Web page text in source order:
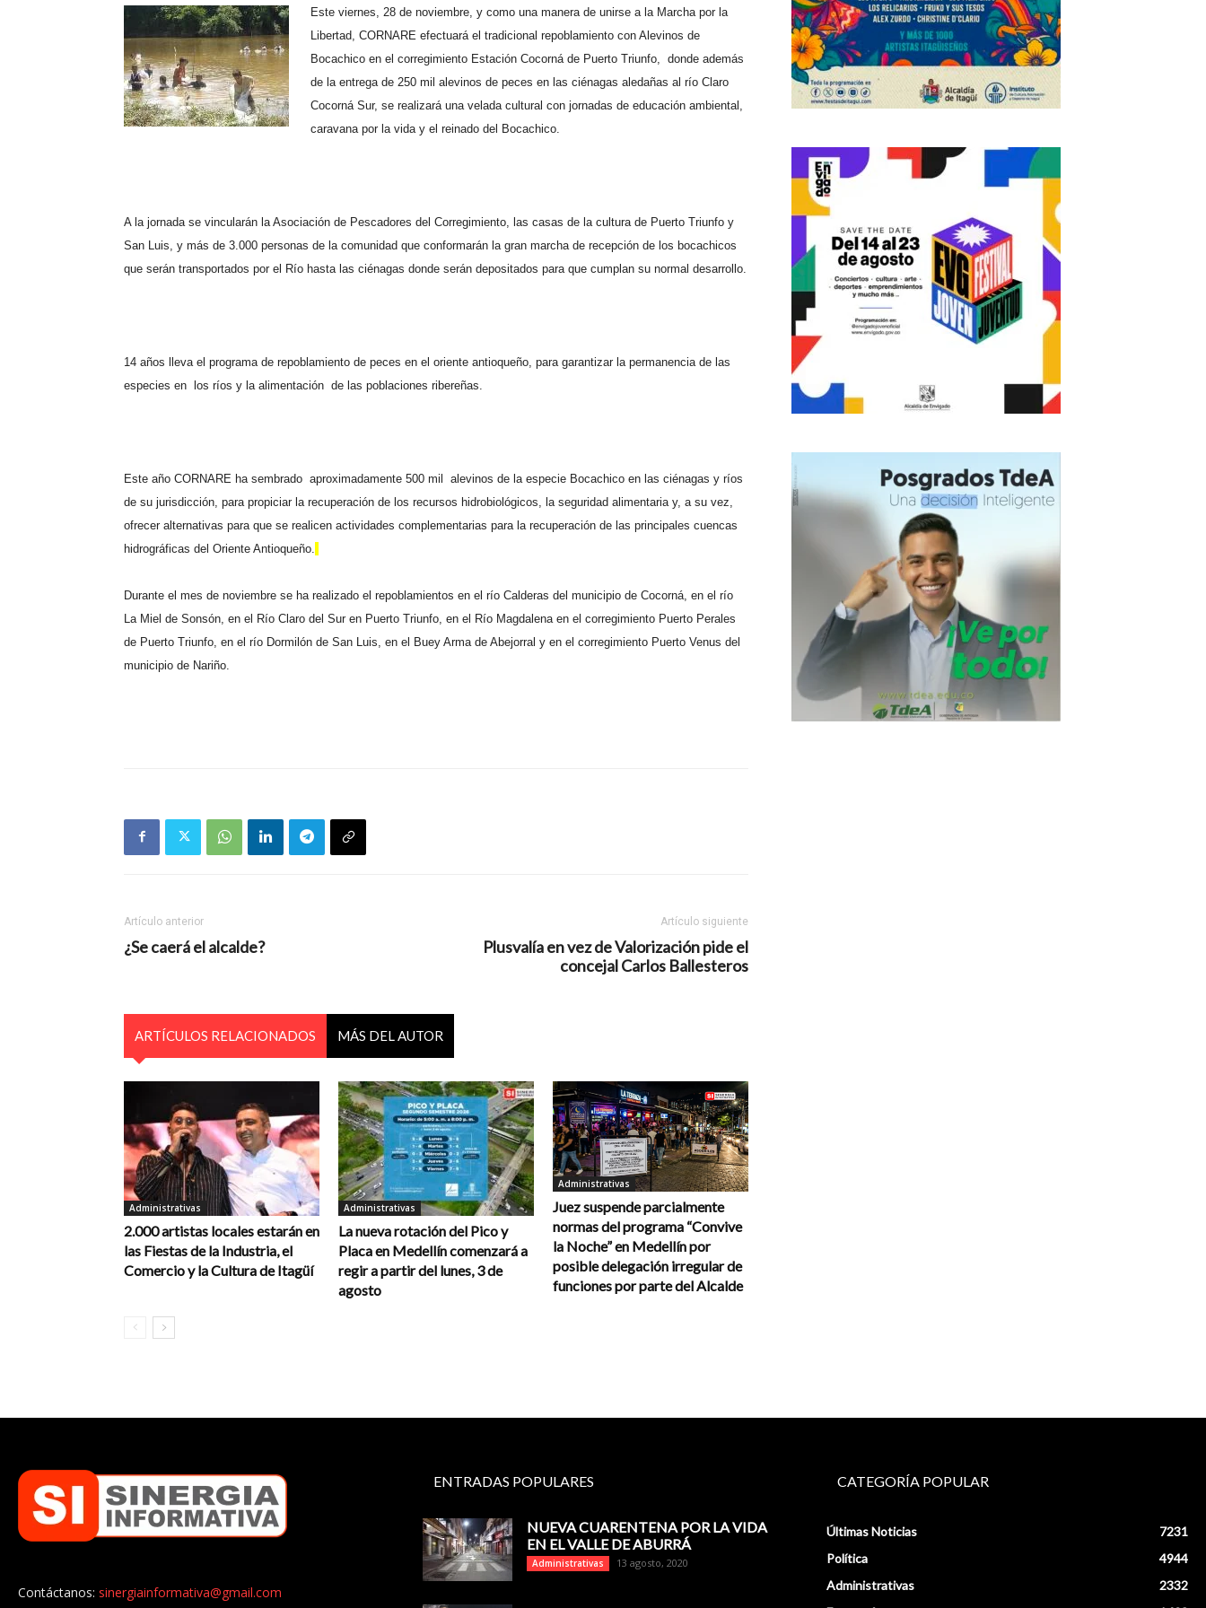
Este viernes, 28 de noviembre, y como una manera de unirse a la Marcha por la
Libertad, CORNARE efectuará el tradicional repoblamiento con Alevinos de
Bocachico en el corregimiento Estación Cocorná de Puerto Triunfo, donde además
de la entrega de 250 mil alevinos de peces en las ciénagas aledañas al río Claro
Cocorná Sur, se realizará una velada cultural con jornadas de educación ambiental,
caravana por la vida y el reinado del Bocachico.
A la jornada se vincularán la Asociación de Pescadores del Corregimiento, las casas de la cultura de Puerto Triunfo y
San Luis, y más de 3.000 personas de la comunidad que conformarán la gran marcha de recepción de los bocachicos
que serán transportados por el Río hasta las ciénagas donde serán depositados para que cumplan su normal desarrollo.
14 años lleva el programa de repoblamiento de peces en el oriente antioqueño, para garantizar la permanencia de las
especies en los ríos y la alimentación de las poblaciones ribereñas.
Este año CORNARE ha sembrado aproximadamente 500 mil alevinos de la especie Bocachico en las ciénagas y ríos
de su jurisdicción, para propiciar la recuperación de los recursos hidrobiológicos, la seguridad alimentaria y, a su vez,
ofrecer alternativas para que se realicen actividades complementarias para la recuperación de las principales cuencas
hidrográficas del Oriente Antioqueño.
Durante el mes de noviembre se ha realizado el repoblamientos en el río Calderas del municipio de Cocorná, en el río
La Miel de Sonsón, en el Río Claro del Sur en Puerto Triunfo, en el Río Magdalena en el corregimiento Puerto Perales
de Puerto Triunfo, en el río Dormilón de San Luis, en el Buey Arma de Abejorral y en el corregimiento Puerto Venus del
municipio de Nariño.
Artículo anterior
¿Se caerá el alcalde?
Artículo siguiente
Plusvalía en vez de Valorización pide el
concejal Carlos Ballesteros
ARTÍCULOS RELACIONADOS MÁS DEL AUTOR
Administrativas
2.000 artistas locales estarán en
las Fiestas de la Industria, el
Comercio y la Cultura de Itagüí
Administrativas
La nueva rotación del Pico y
Placa en Medellín comenzará a
regir a partir del lunes, 3 de
agosto
Administrativas
Juez suspende parcialmente
normas del programa “Convive
la Noche” en Medellín por
posible delegación irregular de
funciones por parte del Alcalde
Contáctanos: sinergiainformativa@gmail.com
ENTRADAS POPULARES
NUEVA CUARENTENA POR LA VIDA
EN EL VALLE DE ABURRÁ
Administrativas 13 agosto, 2020
CATEGORÍA POPULAR
Últimas Noticias
7231
Política
4944
Administrativas
2332